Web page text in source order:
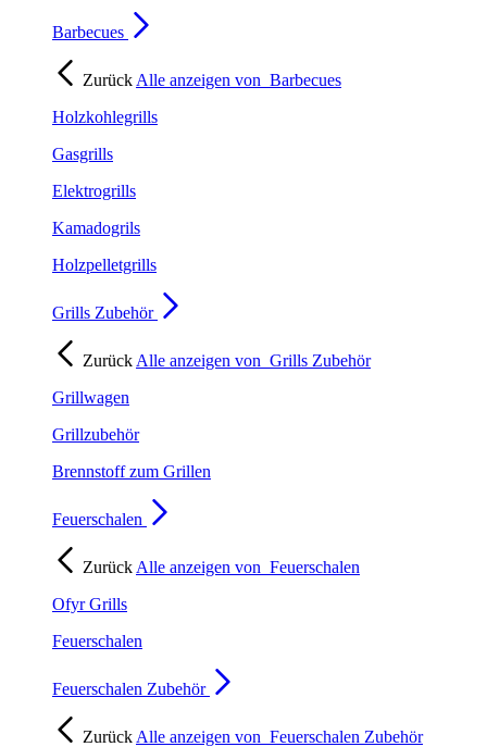
Barbecues
Zurück Alle anzeigen von Barbecues
Holzkohlegrills
Gasgrills
Elektrogrills
Kamadogrils
Holzpelletgrills
Grills Zubehör
Zurück Alle anzeigen von Grills Zubehör
Grillwagen
Grillzubehör
Brennstoff zum Grillen
Feuerschalen
Zurück Alle anzeigen von Feuerschalen
Ofyr Grills
Feuerschalen
Feuerschalen Zubehör
Zurück Alle anzeigen von Feuerschalen Zubehör